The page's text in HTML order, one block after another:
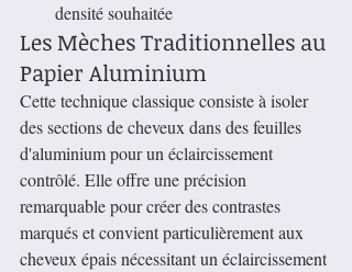
densité souhaitée
Les Mèches Traditionnelles au
Papier Aluminium
Cette technique classique consiste à isoler
des sections de cheveux dans des feuilles
d'aluminium pour un éclaircissement
contrôlé. Elle offre une précision
remarquable pour créer des contrastes
marqués et convient particulièrement aux
cheveux épais nécessitant un éclaircissement